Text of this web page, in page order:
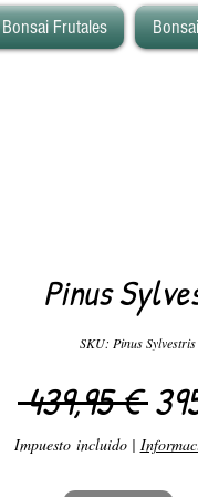
Bonsai Frutales
Pinus
SKU: Pinus
439,95 €
Impuesto incluido|